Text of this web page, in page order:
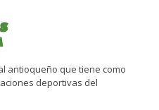
antioqueño que tiene como
deportivas del